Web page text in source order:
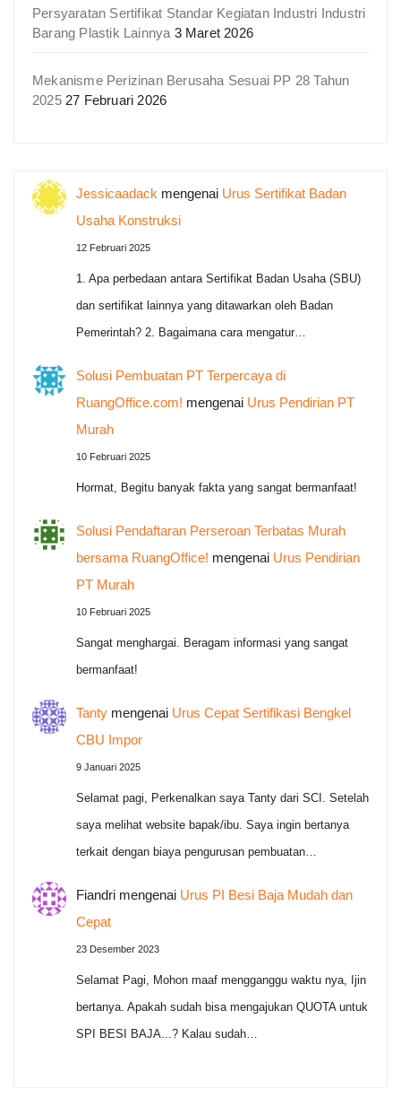
Persyaratan Sertifikat Standar Kegiatan Industri Industri
Barang Plastik Lainnya 3 Maret 2026
Mekanisme Perizinan Berusaha Sesuai PP 28 Tahun
2025 27 Februari 2026
Jessicaadack mengenai Urus Sertifikat Badan
Usaha Konstruksi
12 Februari 2025
1. Apa perbedaan antara Sertifikat Badan Usaha (SBU)
dan sertifikat lainnya yang ditawarkan oleh Badan
Pemerintah? 2. Bagaimana cara mengatur…
Solusi Pembuatan PT Terpercaya di
RuangOffice.com! mengenai Urus Pendirian PT
Murah
10 Februari 2025
Hormat, Begitu banyak fakta yang sangat bermanfaat!
Solusi Pendaftaran Perseroan Terbatas Murah
bersama RuangOffice! mengenai Urus Pendirian
PT Murah
10 Februari 2025
Sangat menghargai. Beragam informasi yang sangat
bermanfaat!
Tantymengenai Urus Cepat Sertifikasi Bengkel
CBU Impor
9 Januari 2025
Selamat pagi, Perkenalkan saya Tanty dari SCI. Setelah
saya melihat website bapak/ibu. Saya ingin bertanya
terkait dengan biaya pengurusan pembuatan…
Fiandrimengenai Urus PI Besi Baja Mudah dan
Cepat
23 Desember 2023
Selamat Pagi, Mohon maaf mengganggu waktu nya, Ijin
bertanya. Apakah sudah bisa mengajukan QUOTA untuk
SPI BESI BAJA...? Kalau sudah…